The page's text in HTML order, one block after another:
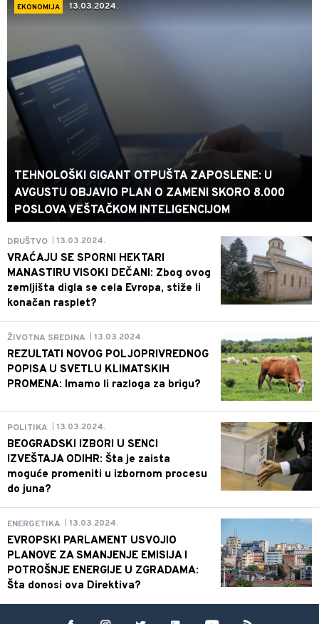
EKONOMIJA 13.03.2024.
TEHNOLOŠKI GIGANT OTPUŠTA ZAPOSLENE: U
AVGUSTU OBJAVIO PLAN O ZAMENI SKORO 8.000
POSLOVA VEŠTAČKOM INTELIGENCIJOM
DRUŠTVO 13.03.2024.
VRAĆAJU SE SPORNI HEKTARI
MANASTIRU VISOKI DEČANI: Zbog ovog
zemljišta digla se cela Evropa, stiže li
konačan rasplet?
ŽIVOTNA SREDINA 13.03.2024.
REZULTATI NOVOG POLJOPRIVREDNOG
POPISA U SVETLU KLIMATSKIH
PROMENA: Imamo li razloga za brigu?
POLITIKA 13.03.2024.
BEOGRADSKI IZBORI U SENCI
IZVEŠTAJA ODIHR: Šta je zaista
moguće promeniti u izbornom procesu
do juna?
ENERGETIKA 13.03.2024.
EVROPSKI PARLAMENT USVOJIO
PLANOVE ZA SMANJENJE EMISIJA I
POTROŠNJE ENERGIJE U ZGRADAMA:
Šta donosi ova Direktiva?